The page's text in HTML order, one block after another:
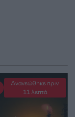
Ανανεώθηκε πριν
11 λεπτά